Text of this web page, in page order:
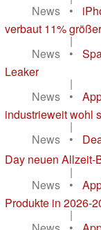
News
•
verbaut 11%
|
News
•
Leaker
|
News
•
industrieweit wohl
|
News
•
Day neuen Allzeit-
|
News
•
Produkte in 2026-
|